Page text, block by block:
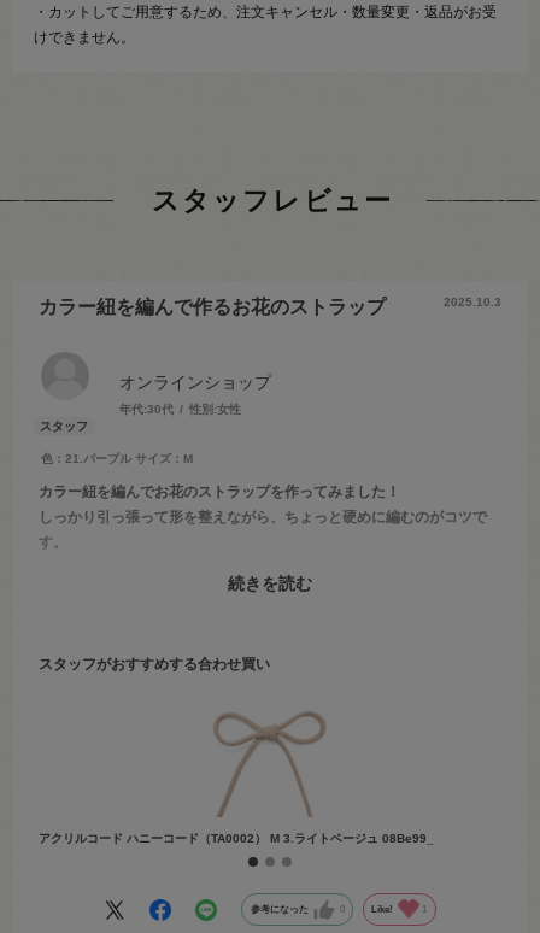
・カットしてご用意するため、注文キャンセル・数量変更・返品がお受
けできません。
スタッフレビュー
オンラインショップ
年代:30代 性別:女性
色：21.パープル サイズ：M
2025.10.3
カラー紐を編んで作るお花のストラップ
カラー紐を編んでお花のストラップを作ってみました！
しっかり引っ張って形を整えながら、ちょっと硬めに編むのがコツで
す。
「オカダヤ ブログ お花のストラップ」で検索してみてください♪
続きを読む
スタッフがおすすめする合わせ買い
アクリルコード ハニーコード（TA0002） M 3.ライトベージュ 08Be99_
参考になった 0 Like!